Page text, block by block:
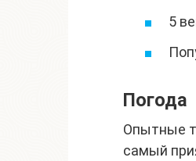
5
Погода
Опытные
самый